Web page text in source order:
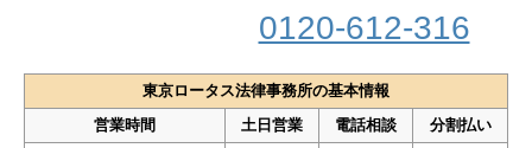
0120-612-316
東京ロータス法律事務所の基本情報
営業時間
土日営業 電話相談
分割払い